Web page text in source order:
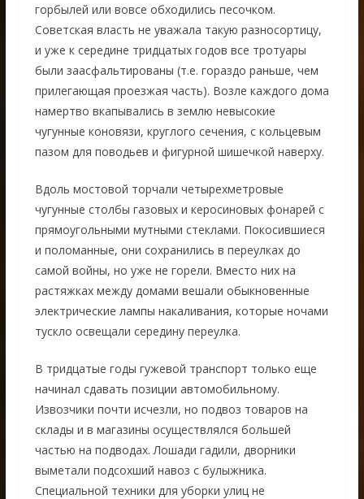
горбылей или вовсе обходились песочком.
Советская власть не уважала такую разносортицу,
и уже к середине тридцатых годов все тротуары
были заасфальтированы (т.е. гораздо раньше, чем
прилегающая проезжая часть). Возле каждого дома
намертво вкапывались в землю невысокие
чугунные коновязи, круглого сечения, с кольцевым
пазом для поводьев и фигурной шишечкой наверху.
Вдоль мостовой торчали четырехметровые
чугунные столбы газовых и керосиновых фонарей с
прямоугольными мутными стеклами. Покосившиеся
и поломанные, они сохранились в переулках до
самой войны, но уже не горели. Вместо них на
растяжках между домами вешали обыкновенные
электрические лампы накаливания, которые ночами
тускло освещали середину переулка.
В тридцатые годы гужевой транспорт только еще
начинал сдавать позиции автомобильному.
Извозчики почти исчезли, но подвоз товаров на
склады и в магазины осуществлялся большей
частью на подводах. Лошади гадили, дворники
выметали подсохший навоз с булыжника.
Специальной техники для уборки улиц не